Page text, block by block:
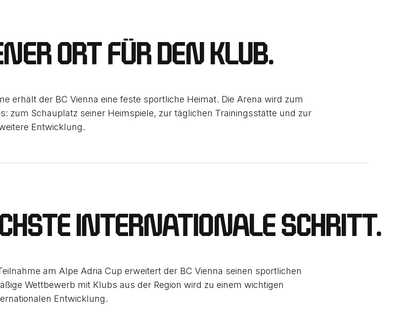
ORT FÜR DEN KLUB.
erhält der BC Vienna eine feste sportliche Heimat. Die Arena wird zum
zum Schauplatz seiner Heimspiele, zur täglichen Trainingsstätte und zur
Entwicklung.
INTERNATIONALE SCHRITT.
am Alpe Adria Cup erweitert der BC Vienna seinen sportlichen
Wettbewerb mit Klubs aus der Region wird zu einem wichtigen
Entwicklung.